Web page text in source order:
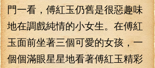
門一看，傅紅玉仍舊是很惡趣味
地在調戲純情的小女生。在傅紅
玉面前坐著三個可愛的女孩，一
個個滿眼星星地看著傅紅玉精彩